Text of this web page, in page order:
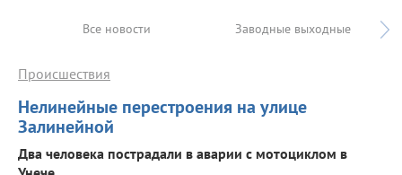
Все новости Заводные выходные
Нелинейные перестроения на улице
Залинейной
Происшествия
Два человека пострадали в аварии с мотоциклом в